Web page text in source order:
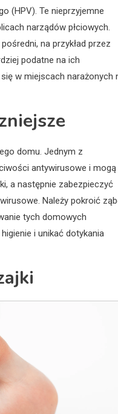
(HPV). Te nieprzyjemne
narządów płciowych.
na przykład przez
podatne na ich
w miejscach narażonych
domu. Jednym z
antywirusowe i mogą
a następnie zabezpieczyć
Należy pokroić
tych domowych
i unikać dotykania